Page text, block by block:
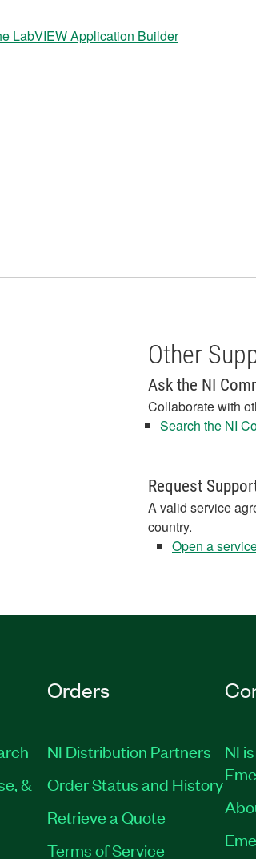
LabVIEW Application Builder
Other
Ask the NI
Collaborate with
Search the NI
Request
A valid service
country.
Open a
&
Orders
NI Distribution Partners
Order Status and History
Retrieve a Quote
Terms of Service
NI